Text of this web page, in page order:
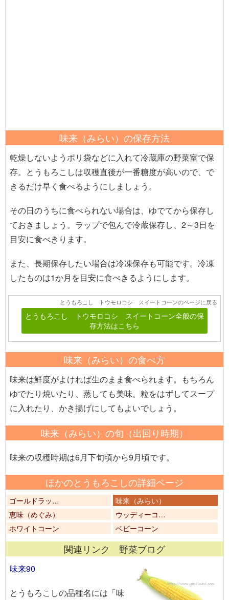
味来（みらい）の保存方法
乾燥しないようポリ袋などに入れて冷蔵庫の野菜室で保
存。とうもろこしは収穫直後が一番糖度が高いので、で
きるだけ早く食べるようにしましょう。
その日のうちに食べられない場合は、ゆでてから保存し
ておきましょう。ラップで包んで冷蔵保存し、2～3日を
目安に食べきります。
また、長期保存したい場合は冷凍保存も可能です。冷凍
したものは1か月を目安に食べきるようにします。
とうもろこし トウモロコシ スイートコーンのページに戻る
とうもろこし トウモロコシ スイートコーン全般の保
存方法はこちら
味来（みらい）の食べ方
味来は鮮度がよければ生のまま食べられます。もちろん
ゆでたり焼いたり、蒸しても美味。粒をはずしてスープ
に入れたり、かき揚げにしてもよいでしょう。
味来（みらい）の旬（出回り時期）
味来の収穫時期は6月下旬頃から9月頃です。
ほかのとうもろこしの詳細ページ
ゴールドラッ…
味来（みらい）
恵味（めぐみ）
ウッディーコ…
ホワイトコーン
ベビーコーン
関連リンク 野菜ブログ
味来90
とうもろこしの品種名には「味